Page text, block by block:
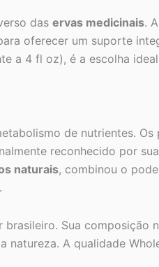
das ervas medicinais.
oferecer um suporte
a 4 fl oz), é a escolha
de nutrientes. Os
reconhecido por
naturais, combinou o
Sua composição
natureza. A qualidade